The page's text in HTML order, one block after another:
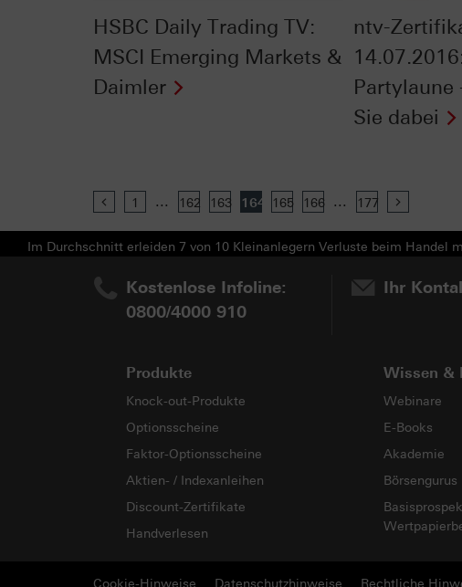
HSBC Daily Trading TV:
MSCI Emerging Markets &
Daimler
ntv-
Partylaune
Sie dabei
Previous
1 ... 162 163 164 165 166 ... 177
Im Durchschnitt erleiden 7 von 10 Kleinanlegern Verluste beim
Kostenlose Infoline:
0800/4000 910
Ihr
Produkte
Knock-out-Produkte
Optionsscheine
Faktor-Optionsscheine
Aktien- / Indexanleihen
Discount-Zertifikate
Handverlesen
Wissen &
Webinare
E-Books
Akademie
Börsengurus
Cookie-Hinweise Datenschutzhinweise Rechtliche